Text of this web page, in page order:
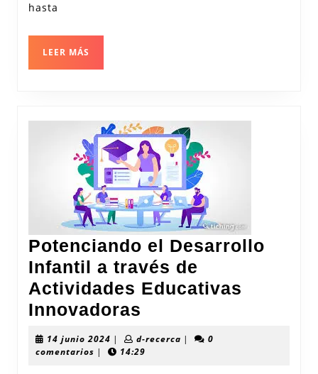
hasta
LEER MÁS
Potenciando el Desarrollo
Infantil a través de
Actividades Educativas
Innovadoras
Desarrollo
14 junio 2024 14
junio
| d-recercad-|
0
comentarios | 14:29